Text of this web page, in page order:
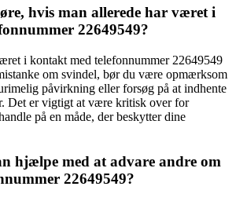
hvis man allerede har været i
22649549?
i kontakt med telefonnummer 22649549
om svindel, bør du være opmærksom
påvirkning eller forsøg på at indhente
Det er vigtigt at være kritisk over for
på en måde, der beskytter dine
hjælpe med at advare andre om
22649549?